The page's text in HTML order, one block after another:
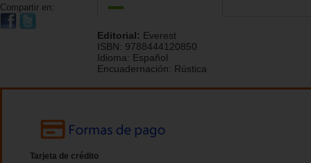
Compartir en:
Editorial: Everest
ISBN: 9788444120850
Idioma: Español
Encuadernación: Rústica
Tarjeta de crédito